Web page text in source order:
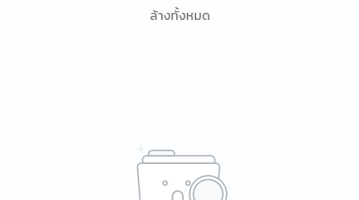
ล้างทั้งหมด